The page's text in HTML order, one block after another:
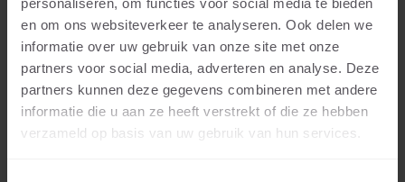
personaliseren, om functies voor social media te bieden
en om ons websiteverkeer te analyseren. Ook delen we
informatie over uw gebruik van onze site met onze
partners voor social media, adverteren en analyse. Deze
partners kunnen deze gegevens combineren met andere
informatie die u aan ze heeft verstrekt of die ze hebben
verzameld op basis van uw gebruik van hun services.
Anwendung:
Garten
Fotografie:
Cees Rijnen
Produkte:
Grossformatplatte 100x100x5 Grau
Grossformatplatte 120x120x7 Grau